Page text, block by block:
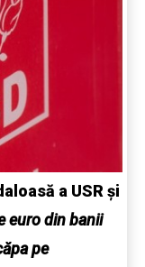
a USR și
euro din banii
pe